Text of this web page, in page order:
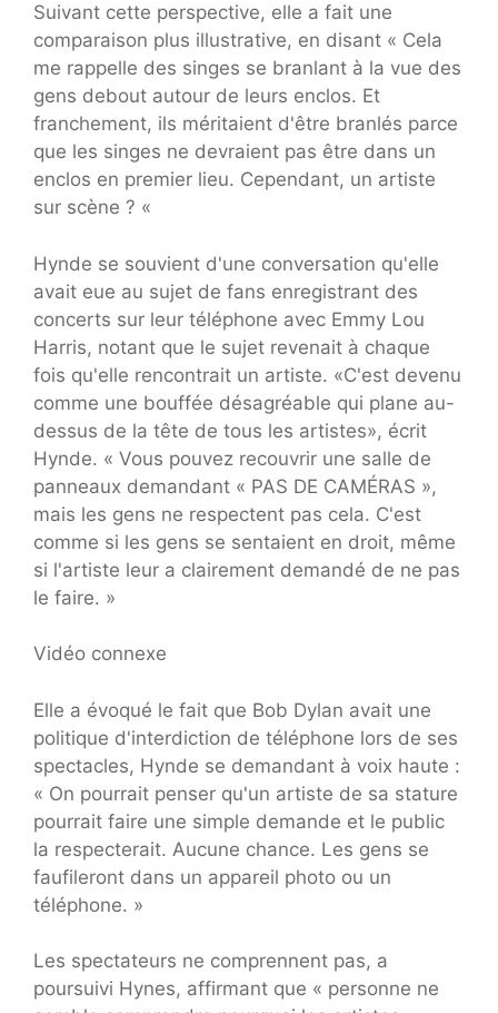
Suivant cette perspective, elle a fait une
comparaison plus illustrative, en disant « Cela
me rappelle des singes se branlant à la vue des
gens debout autour de leurs enclos. Et
franchement, ils méritaient d'être branlés parce
que les singes ne devraient pas être dans un
enclos en premier lieu. Cependant, un artiste
sur scène ? «
Hynde se souvient d'une conversation qu'elle
avait eue au sujet de fans enregistrant des
concerts sur leur téléphone avec Emmy Lou
Harris, notant que le sujet revenait à chaque
fois qu'elle rencontrait un artiste. «C'est devenu
comme une bouffée désagréable qui plane au-
dessus de la tête de tous les artistes», écrit
Hynde. « Vous pouvez recouvrir une salle de
panneaux demandant « PAS DE CAMÉRAS »,
mais les gens ne respectent pas cela. C'est
comme si les gens se sentaient en droit, même
si l'artiste leur a clairement demandé de ne pas
le faire. »
Vidéo connexe
Elle a évoqué le fait que Bob Dylan avait une
politique d'interdiction de téléphone lors de ses
spectacles, Hynde se demandant à voix haute :
« On pourrait penser qu'un artiste de sa stature
pourrait faire une simple demande et le public
la respecterait. Aucune chance. Les gens se
faufileront dans un appareil photo ou un
téléphone. »
Les spectateurs ne comprennent pas, a
poursuivi Hynes, affirmant que « personne ne